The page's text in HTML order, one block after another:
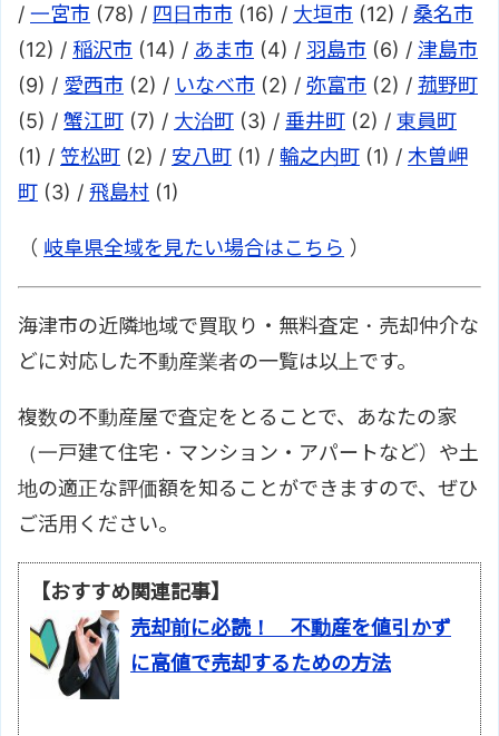
/ 一宮市 (78) / 四日市市 (16) / 大垣市 (12) / 桑名市
(12) / 稲沢市 (14) / あま市 (4) / 羽島市 (6) / 津島市
(9) / 愛西市 (2) / いなべ市 (2) / 弥富市 (2) / 菰野町
(5) / 蟹江町 (7) / 大治町 (3) / 垂井町 (2) / 東員町
(1) / 笠松町 (2) / 安八町 (1) / 輪之内町 (1) / 木曽岬
町 (3) / 飛島村 (1)
（ 岐阜県全域を見たい場合はこちら ）
海津市の近隣地域で買取り・無料査定・売却仲介な
どに対応した不動産業者の一覧は以上です。
複数の不動産屋で査定をとることで、あなたの家
（一戸建て住宅・マンション・アパートなど）や土
地の適正な評価額を知ることができますので、ぜひ
ご活用ください。
【おすすめ関連記事】
売却前に必読！ 不動産を値引かず
に高値で売却するための方法